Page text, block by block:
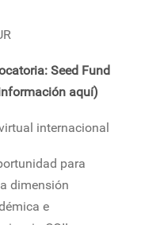
Seed Fund
aquí)
internacional
para
dimensión
e